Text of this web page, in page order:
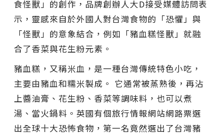
食怪獸」的創作，品牌創辦人大D接受媒體訪問表
示，靈感來自於外國人對台灣食物的「恐懼」與
「怪獸」的意象結合，例如「豬血糕怪獸」就融
合了香菜與花生粉元素。
豬血糕，又稱米血，是一種台灣傳統特色小吃，
主要由豬血和糯米製成。 它通常被蒸熟後，再沾
上醬油膏、花生粉、香菜等調味料，也可以煮
湯、當火鍋料。英國有個旅行情報網站網路票選
出全球十大恐怖食物，第一名竟然選出了台灣豬